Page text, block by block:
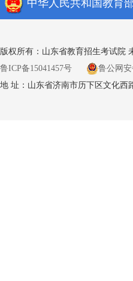
中华人民共和国教育
版权所有：山东省教育招生考试院
鲁ICP备15041457号
鲁公网安
地 址：山东省济南市历下区文化西